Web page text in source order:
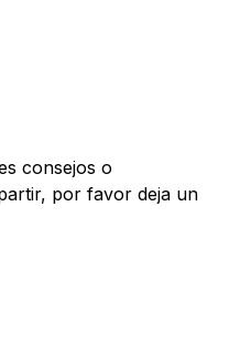
consejos o
por favor deja un